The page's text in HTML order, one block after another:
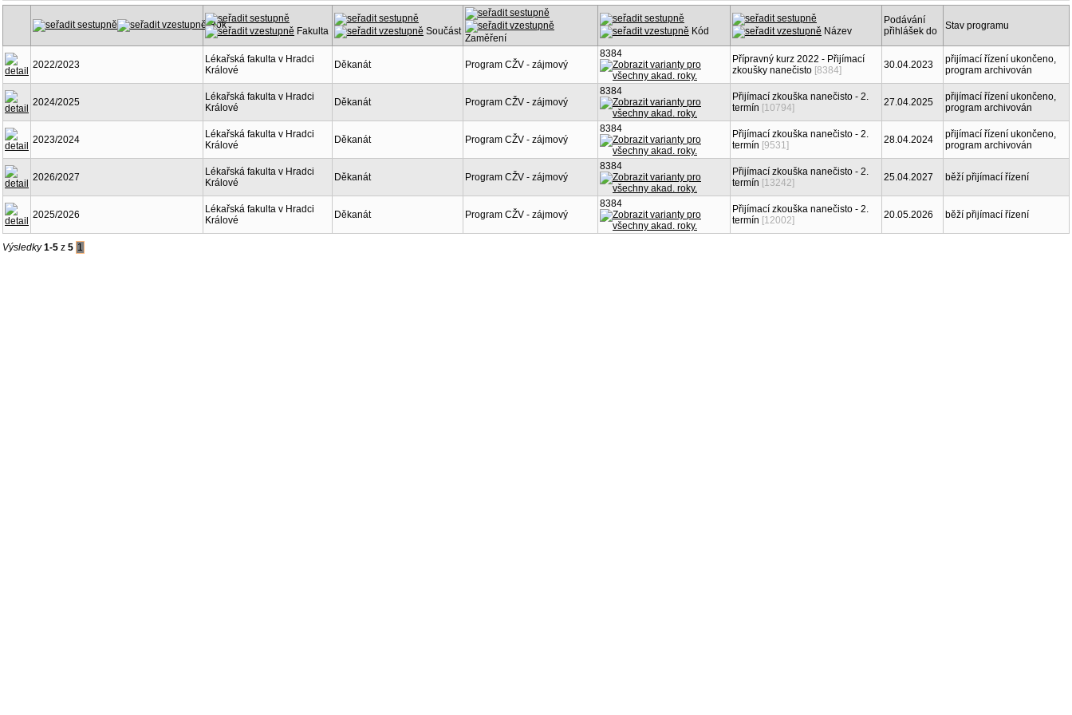
Rok
Fakulta Součást
Zaměření
Kód Název
Podávání
přihlášek do
Stav programu
2022/2023
Lékařská fakulta v Hradci
Králové
Děkanát Program CŽV - zájmový
8384
Přípravný kurz 2022 - Přijímací
zkoušky nanečisto [8384] 30.04.2023
přijímací řízení ukončeno,
program archivován
2024/2025
Lékařská fakulta v Hradci
Králové
Děkanát Program CŽV - zájmový
8384
Přijímací zkouška nanečisto - 2.
termín [10794] 27.04.2025
přijímací řízení ukončeno,
program archivován
2023/2024
Lékařská fakulta v Hradci
Králové
Děkanát Program CŽV - zájmový
8384
Přijímací zkouška nanečisto - 2.
termín [9531] 28.04.2024
přijímací řízení ukončeno,
program archivován
2026/2027
Lékařská fakulta v Hradci
Králové
Děkanát Program CŽV - zájmový
8384
Přijímací zkouška nanečisto - 2.
termín [13242] 25.04.2027 běží přijímací řízení
2025/2026
Lékařská fakulta v Hradci
Králové
Děkanát Program CŽV - zájmový
8384
Přijímací zkouška nanečisto - 2.
termín [12002] 20.05.2026 běží přijímací řízení
Výsledky1-5 z 5 1